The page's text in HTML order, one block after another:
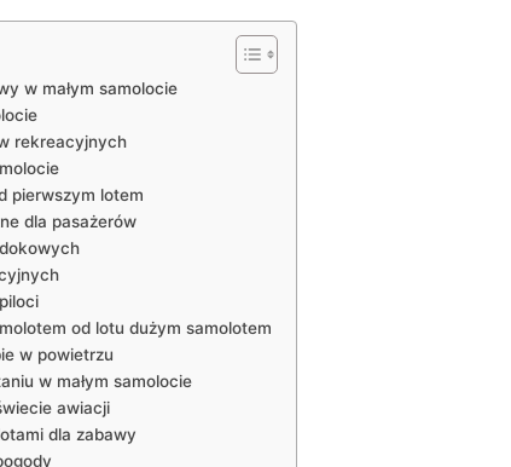
w​ małym samolocie
rekreacyjnych
pierwszym lotem
dla‌ pasażerów
od ⁤lotu dużym samolotem
w powietrzu
w małym samolocie
awiacji
dla zabawy